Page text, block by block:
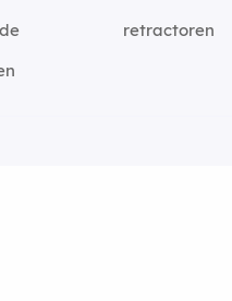
retractoren